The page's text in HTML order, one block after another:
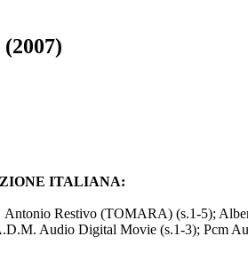
ITALIANA:
Antonio Restivo (TOMARA) (s.1-5);
Audio Digital Movie (s.1-3); Pcm